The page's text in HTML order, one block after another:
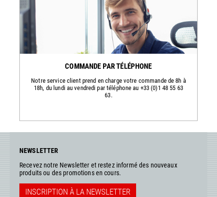
COMMANDE PAR TÉLÉPHONE
Notre service client prend en charge votre commande de 8h à
18h, du lundi au vendredi par téléphone au +33 (0)1 48 55 63
63.
NEWSLETTER
Recevez notre Newsletter et restez informé des nouveaux
produits ou des promotions en cours.
INSCRIPTION À LA NEWSLETTER